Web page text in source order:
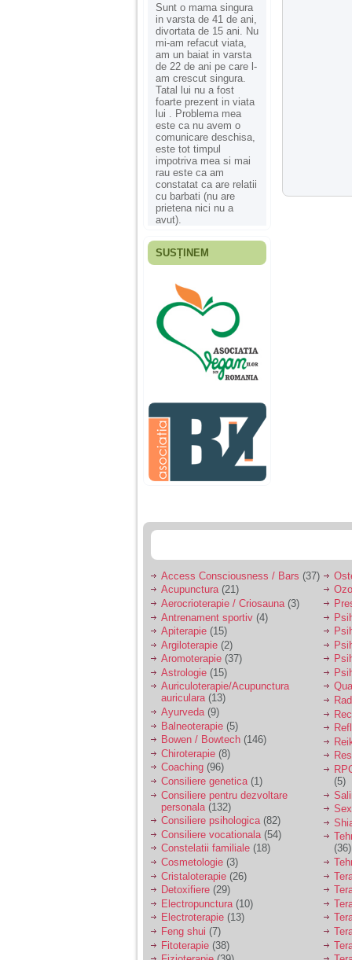
Sunt o mama singura
in varsta de 41 de ani,
divortata de 15 ani. Nu
mi-am refacut viata,
am un baiat in varsta
de 22 de ani pe care l-
am crescut singura.
Tatal lui nu a fost
foarte prezent in viata
lui . Problema mea
este ca nu avem o
comunicare deschisa,
este tot timpul
impotriva mea si mai
rau este ca am
constatat ca are relatii
cu barbati (nu are
prietena nici nu a
avut).
Fiica mea s-a nascut
ani, privind in urma
realizez cat de multe
greseli am facut in
educatia si cresterea
ei, am fost o mama
egoista, preocupata
de implinirea
profesionala, cand ea
era mica am neglijat-
agresiva, orice
greseala era taxata cu
o palma sau pedepse.
De 4 ani am o relatie
serioasa cu un barbat
sa se manifeste o
Ma aflu aici pentru ca
vreau sa stiu daca am
nevoie de un psiholog
sau psihiatru.
Sunt casatorita, am
31 de ani si un copil in
varsta de 2 ani care
mi-e lumina ochilor.
De ceva timp simt ca
mi s-a adunat
oboseala, o oboseala
cronica de care nu pot
scapa si simt ca din
cauza ei nu pot
controla nervii si
cateodata are copilul
de suferit.
Am o bariera peste
care nu pot trece:
prietena mea a ramas
insarcinata cu o fata.
Am fost de comun
acord sa facem un
copil, cu gandul ca e
baiat.
SUSȚINEM
Access Consciousness / Bars (37)
Acupunctura(21)
Aerocrioterapie / Criosauna (3)
Antrenament sportiv (4)
Apiterapie (15)
Argiloterapie (2)
Aromoterapie (37)
Astrologie (15)
Auriculoterapie/Acupunctura
auriculara(13)
Ayurveda(9)
Balneoterapie (5)
Bowen / Bowtech (146)
Chiroterapie (8)
Coaching (96)
Consiliere genetica(1)
Consiliere pentru dezvoltare
personala (132)
Consiliere psihologica(82)
Consiliere vocationala (54)
Constelatii familiale (18)
Cosmetologie (3)
Cristaloterapie (26)
Detoxifiere (29)
Electropunctura (10)
Electroterapie (13)
Feng shui (7)
Fitoterapie (38)
(5)
(36)